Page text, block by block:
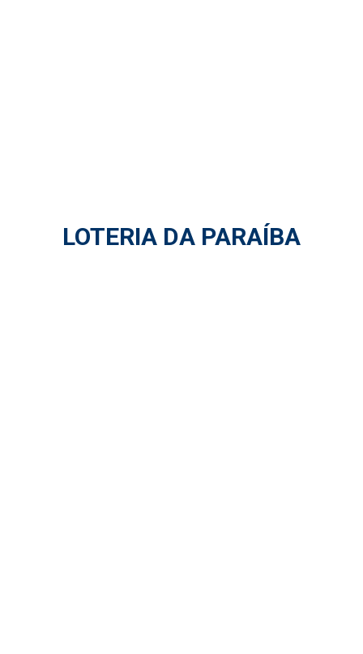
LOTERIA DA PARAÍBA